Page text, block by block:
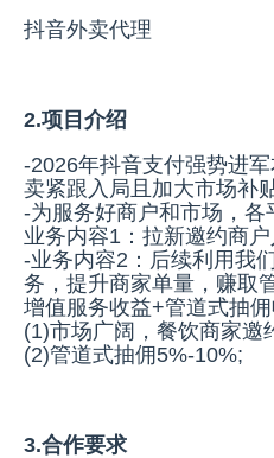
抖音外卖代理
2.项目介绍
-2026年抖音支付强势进
卖紧跟入局且加大市场补
-为服务好商户和市场，
业务内容1：拉新邀约商
-业务内容2：后续利用我
务，提升商家单量，赚取
增值服务收益+管道式抽
(1)市场广阔，餐饮商家邀
(2)管道式抽佣5%-10%;
3.合作要求